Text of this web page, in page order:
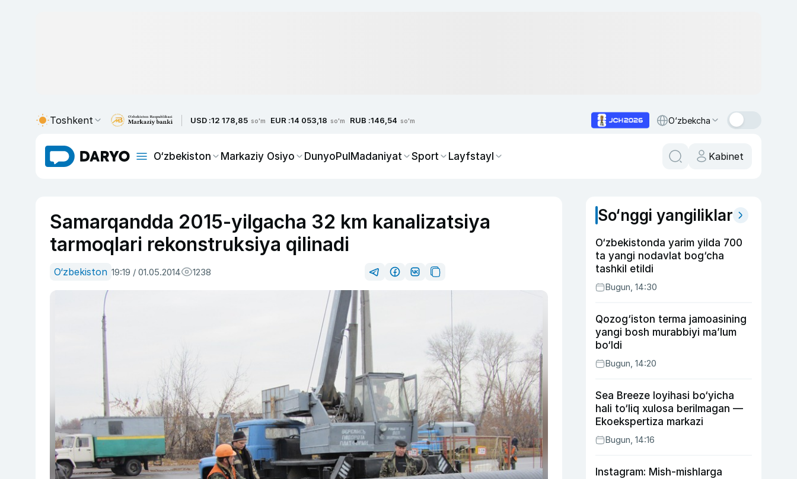
Toshkent USD :12 178,85 so'm EUR :14 053,18 so'm RUB :146,54 so'm O‘zbekcha
O‘zbekiston Markaziy Osiyo DunyoPulMadaniyat Sport Layfstayl Kabinet
Samarqandda 2015-yilgacha 32 km kanalizatsiya
tarmoqlari rekonstruksiya qilinadi
O‘zbekiston 19:19 / 01.05.2014 1238
So‘nggi yangiliklar
O‘zbekistonda yarim yilda 700
ta yangi nodavlat bog‘cha
tashkil etildi
Bugun, 14:30
Qozog‘iston terma jamoasining
yangi bosh murabbiyi ma’lum
bo‘ldi
Bugun, 14:20
Sea Breeze loyihasi bo‘yicha
hali to‘liq xulosa berilmagan —
Ekoekspertiza markazi
Bugun, 14:16
Instagram: Mish-mishlarga